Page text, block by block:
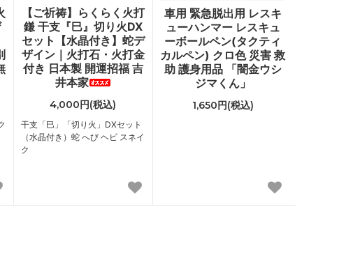
【ご祈祷】らくらく火打
鎌 干支『巳』切り火DX
セット【水晶付き】蛇デ
ザイン｜火打石・火打金
付き 日本製 開運招福 吉
井本家
4,000円(税込)
干支「巳」「切り火」DXセット
（水晶付き）蛇 へび ヘビ スネイ
ク
車用 緊急脱出用 レスキ
ューハンマー レスキュ
ーボールペン(タクティ
カルペン) クロ色 災害 救
助 護身用品 「闇金ウシ
ジマくん」
1,650円(税込)